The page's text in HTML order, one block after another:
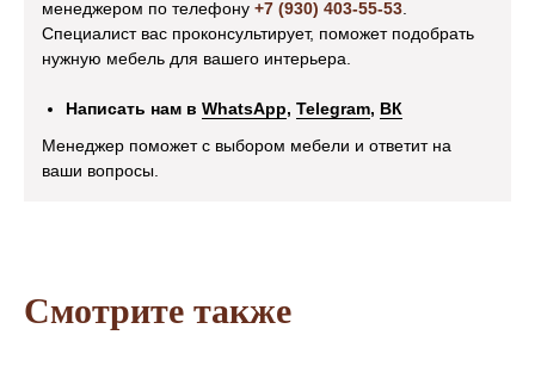
менеджером по телефону +7 (930) 403-55-53.
Специалист вас проконсультирует, поможет подобрать
нужную мебель для вашего интерьера.
Написать нам в WhatsApp, Telegram, ВК
Менеджер поможет с выбором мебели и ответит на
ваши вопросы.
Смотрите также
Акционные товары
+7 (930) 403-55-53
Возврат и обмен
Оптовикам
О компании
Контакты